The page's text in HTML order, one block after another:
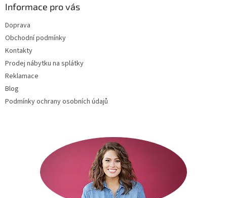
Informace pro vás
Doprava
Obchodní podmínky
Kontakty
Prodej nábytku na splátky
Reklamace
Blog
Podmínky ochrany osobních údajů